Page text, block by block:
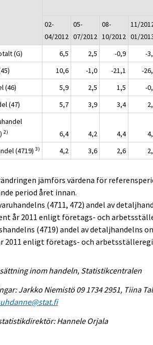
02-
04/2012
05-
07/2012
08-
10/2012
11/
01/
(G) 6,5 2,5 -0,9 -
10,6 -1,0 -21,1 -
(46)
5,9 2,5 1,5 -
(47)
5,7 3,9 3,4
2) 6,4 4,2 4,4
(4719)3) 4,2 3,6 2,6
jämförs värdena för
period året innan.
(4711, 472) andel av
år 2011 enligt företags- och
(4719) andel av detaljhandelns
2011 enligt företags- och
inom handeln, Statistikcentralen
Jarkko Niemistö 09 1734 2951, Tiina
Hannele Orjala